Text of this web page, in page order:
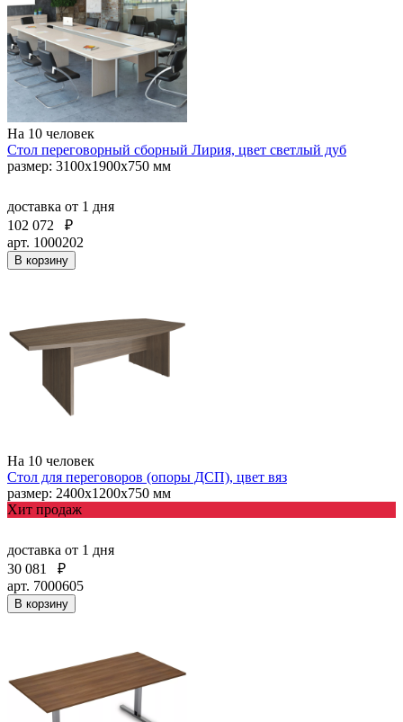
На 10 человек
Стол переговорный сборный Лирия, цвет светлый дуб
размер: 3100x1900x750 мм
доставка от 1 дня
102 072
₽
арт. 1000202
В корзину
На 10 человек
Стол для переговоров (опоры ДСП), цвет вяз
размер: 2400х1200х750 мм
Хит продаж
доставка от 1 дня
30 081
₽
арт. 7000605
В корзину